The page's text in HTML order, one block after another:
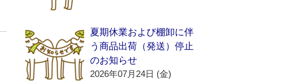
夏期休業および棚卸に伴
う商品出荷（発送）停止
のお知らせ
2026年07月24日 (金)